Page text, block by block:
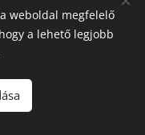
Egyesület
weboldal megfelelő
a lehető legjobb